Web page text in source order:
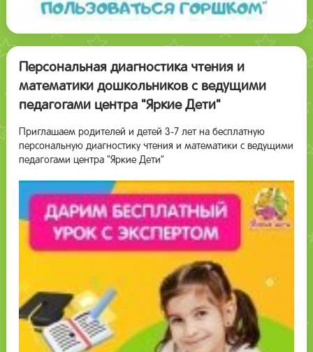
Персональная диагностика чтения и
математики дошкольников с ведущими
педагогами центра "Яркие Дети"
Приглашаем родителей и детей 3-7 лет на бесплатную
персональную диагностику чтения и математики с ведущими
педагогами центра "Яркие Дети"